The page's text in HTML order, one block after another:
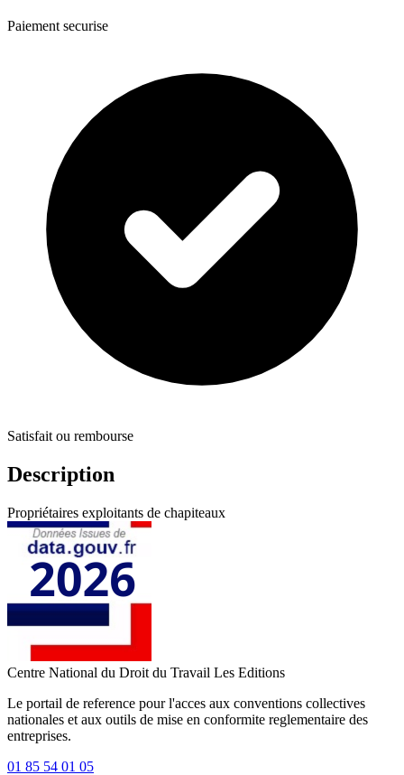
Paiement securise
Satisfait ou rembourse
Description
Propriétaires exploitants de chapiteaux
Centre National du Droit du Travail Les Editions
Le portail de reference pour l'acces aux conventions collectives
nationales et aux outils de mise en conformite reglementaire des
entreprises.
01 85 54 01 05